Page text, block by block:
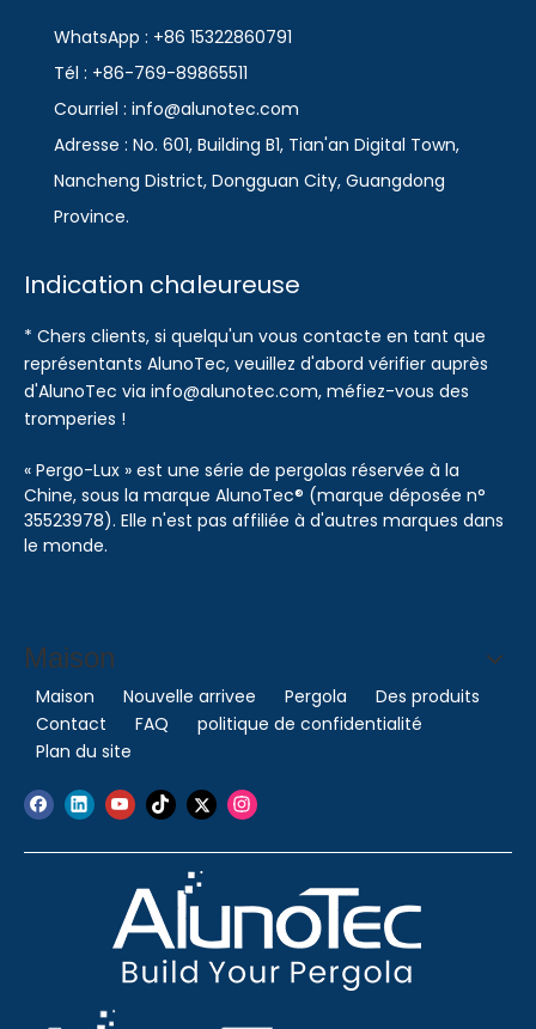
WhatsApp : +86 15322860791
Tél : +86-769-89865511
Courriel : info@alunotec.com
Adresse : No. 601, Building B1, Tian'an Digital Town,
Nancheng District, Dongguan City, Guangdong
Province.
Indication chaleureuse
* Chers clients, si quelqu'un vous contacte en tant que
représentants AlunoTec, veuillez d'abord vérifier auprès
d'AlunoTec via info@alunotec.com, méfiez-vous des
tromperies !
« Pergo-Lux » est une série de pergolas réservée à la
Chine, sous la marque AlunoTec® (marque déposée n°
35523978). Elle n'est pas affiliée à d'autres marques dans
le monde.
Maison
Maison Nouvelle arrivee Pergola
Des produits
Contact
FAQ
politique de confidentialité
Plan du site